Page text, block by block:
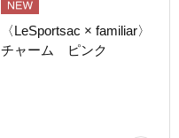
〈LeSportsac × familiar〉
チャーム ピンク